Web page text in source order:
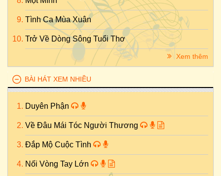
Tình Ca Mùa Xuân
Trở Về Dòng Sông Tuổi Thơ
Xem thêm
BÀI HÁT XEM NHIỀU
Duyên Phận
Về Đâu Mái Tóc Người Thương
Đắp Mộ Cuộc Tình
Nối Vòng Tay Lớn